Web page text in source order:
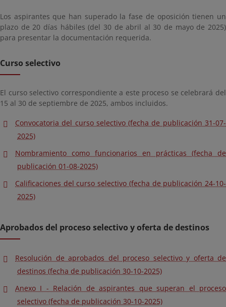
Los aspirantes que han superado la fase de oposición tienen un
plazo de 20 días hábiles (del 30 de abril al 30 de mayo de 2025)
para presentar la documentación requerida.
Curso selectivo
El curso selectivo correspondiente a este proceso se celebrará del
15 al 30 de septiembre de 2025, ambos incluidos.
Convocatoria del curso selectivo (fecha de publicación 31-07-
2025)
Nombramiento como funcionarios en prácticas (fecha de
publicación 01-08-2025)
Calificaciones del curso selectivo (fecha de publicación 24-10-
2025)
Aprobados del proceso selectivo y oferta de destinos
Resolución de aprobados del proceso selectivo y oferta de
destinos (fecha de publicación 30-10-2025)
Anexo I - Relación de aspirantes que superan el proceso
selectivo (fecha de publicación 30-10-2025)